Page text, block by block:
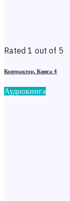
Rated 1 out of 5
Контрактор. Книга 4
Аудиокнига